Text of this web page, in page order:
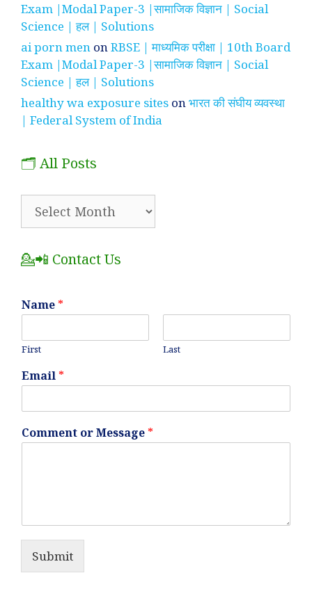
Exam |Modal Paper-3 |सामाजिक विज्ञान | Social
Science | हल | Solutions
ai porn men onRBSE | माध्यमिक परीक्षा | 10th Board
Exam |Modal Paper-3 |सामाजिक विज्ञान | Social
Science | हल | Solutions
healthy wa exposure sites onभारत की संघीय व्यवस्था
| Federal System of India
🗂️ All Posts
💁📲 Contact Us
Name *
First Last
Email *
Comment or Message *
Submit